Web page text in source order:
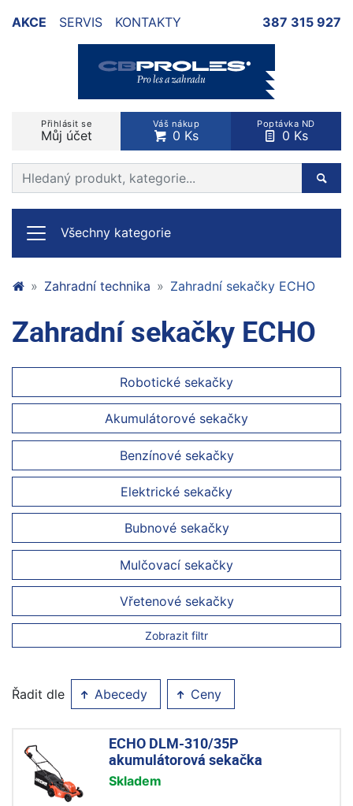
AKCE SERVIS KONTAKTY 387 315 927
Přihlásit se
Můj účet
Váš nákup
0 Ks
Poptávka ND
0 Ks
Prohledat web
Všechny kategorie
Zahradní technika Zahradní sekačky ECHO
Zahradní sekačky ECHO
Robotické sekačky
Akumulátorové sekačky
Benzínové sekačky
Elektrické sekačky
Bubnové sekačky
Mulčovací sekačky
Vřetenové sekačky
Zobrazit filtr
Řadit dle Abecedy Ceny
ECHO DLM-310/35P
akumulátorová sekačka
Skladem